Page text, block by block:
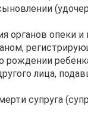
органов опеки и
рождении
лица,
супруга